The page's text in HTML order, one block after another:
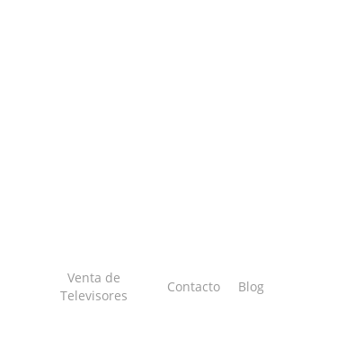
Venta de
Televisores
Contacto Blog